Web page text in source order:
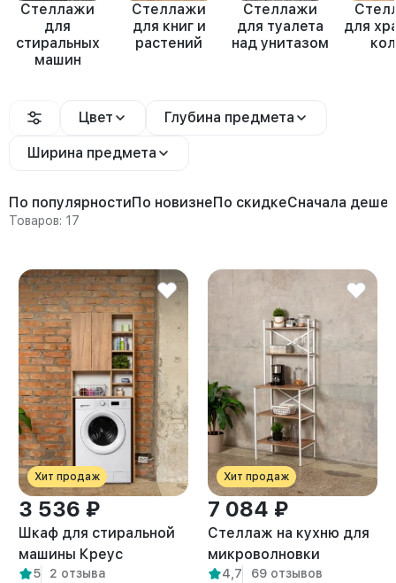
Стеллажи
для
стиральных
машин
Стеллажи
для книг и
растений
Стеллажи
для туалета
над унитазом
для
Цвет Глубина предмета
Ширина предмета
По популярностиПо новизнеПо скидкеСначала
Товаров: 17
Хит продаж
3 536 ₽
Шкаф для стиральной
машины Креус
амаретто
5 2 отзыва
Хит продаж
7 084 ₽
Стеллаж на кухню для
микроволновки
металлический лофт
4,7 69 отзывов